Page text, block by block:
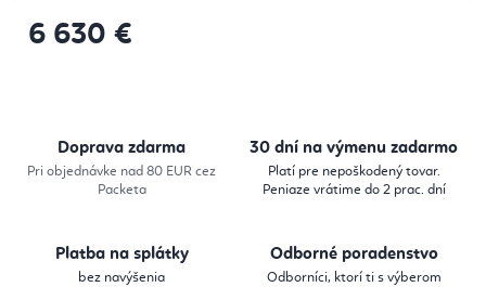
6 630 €
Doprava zdarma
Pri objednávke nad 80 EUR cez
Packeta
30 dní na výmenu zadarmo
Platí pre nepoškodený tovar.
Peniaze vrátime do 2 prac. dní
Platba na splátky
bez navýšenia
Odborné poradenstvo
Odborníci, ktorí ti s výberom